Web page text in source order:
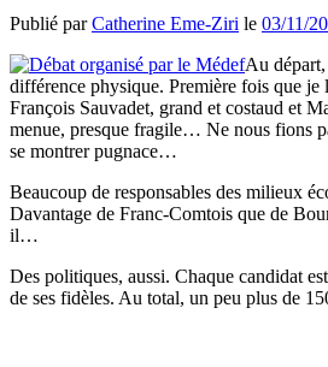
Publié parCatherine Eme-Ziri le 03/11/
Au départ,
différence physique. Première fois que je
François Sauvadet, grand et costaud et
menue, presque fragile… Ne nous fions
se montrer pugnace…
Beaucoup de responsables des milieux
Davantage de Franc-Comtois que de
il…
Des politiques, aussi. Chaque candidat
de ses fidèles. Au total, un peu plus de